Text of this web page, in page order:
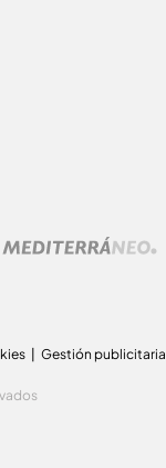
Gestión publicitaria